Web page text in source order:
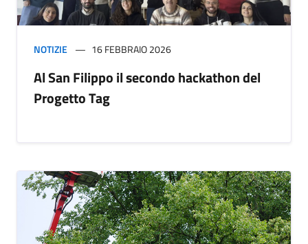
NOTIZIE 16 FEBBRAIO 2026
Al San Filippo il secondo hackathon del
Progetto Tag